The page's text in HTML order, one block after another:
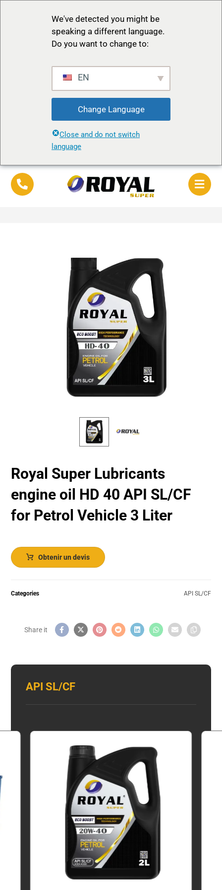
We've detected you might be
speaking a different language.
Do you want to change to:
EN
Change Language
Close and do not switch
language
Royal Super Lubricants
engine oil HD 40 API SL/CF
for Petrol Vehicle 3 Liter
Obtenir un devis
Categories API SL/CF
API SL/CF